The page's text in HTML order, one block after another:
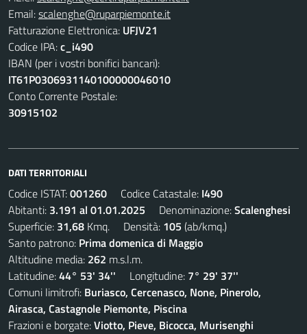
Email:scalenghe@ruparpiemonte.it
Fatturazione Elettronica: UFJV21
Codice IPA:c_i490
IBAN (per i vostri bonifici bancari):
IT61P0306931140100000046010
Conto Corrente Postale:
30915102
DATI TERRITORIALI
Codice ISTAT:001260 Codice Catastale: I490
Abitanti: 3.191 al 01.01.2025 Denominazione:Scalenghesi
Superficie: 31,68 Kmq. Densità: 105 (ab/kmq.)
Santo patrono: Prima domenica di Maggio
Altitudine media: 262 m.s.l.m.
Latitudine:44° 53' 34'' Longitudine: 7° 29' 37''
Comuni limitrofi: Buriasco, Cercenasco, None, Pinerolo,
Airasca, Castagnole Piemonte, Piscina
Frazioni e borgate:Viotto, Pieve, Bicocca, Murisenghi